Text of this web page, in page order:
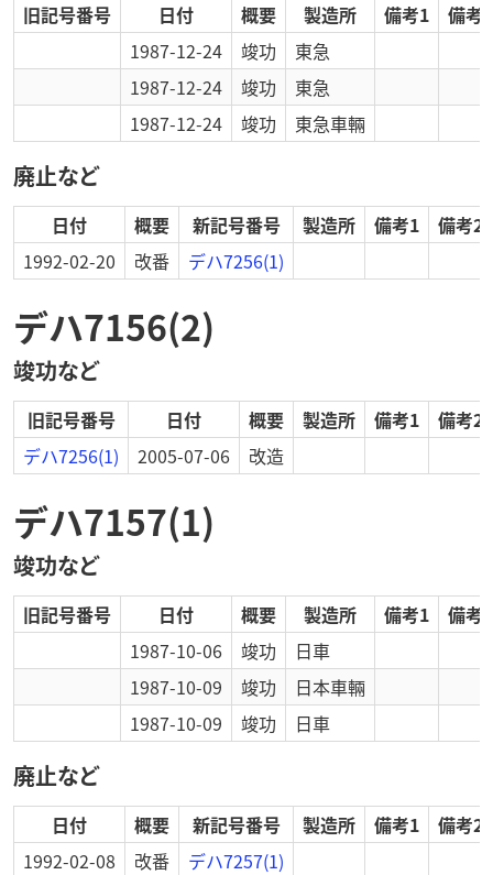
旧記号番号 日付 概要 製造所 備考1
備考2
1987-12-24
竣功
東急
1987-12-24
竣功
東急
1987-12-24
竣功 東急車輛
廃止など
日付 概要 新記号番号 製造所 備考1
備考2
1992-02-20
改番 デハ7256(1)
デハ7156(2)
竣功など
旧記号番号 日付 概要 製造所 備考1
備考2
デハ7256(1)
2005-07-06 改造
デハ7157(1)
竣功など
旧記号番号 日付 概要 製造所 備考1
備考2
1987-10-06
竣功
日車
1987-10-09
竣功
日本車輛
1987-10-09
竣功 日車
廃止など
日付 概要 新記号番号 製造所 備考1
備考2
1992-02-08
改番 デハ7257(1)